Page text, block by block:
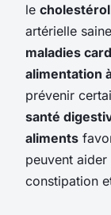
le cholestérol
artérielle
maladies
alimentation
prévenir
santé
aliments
peuvent
constipation